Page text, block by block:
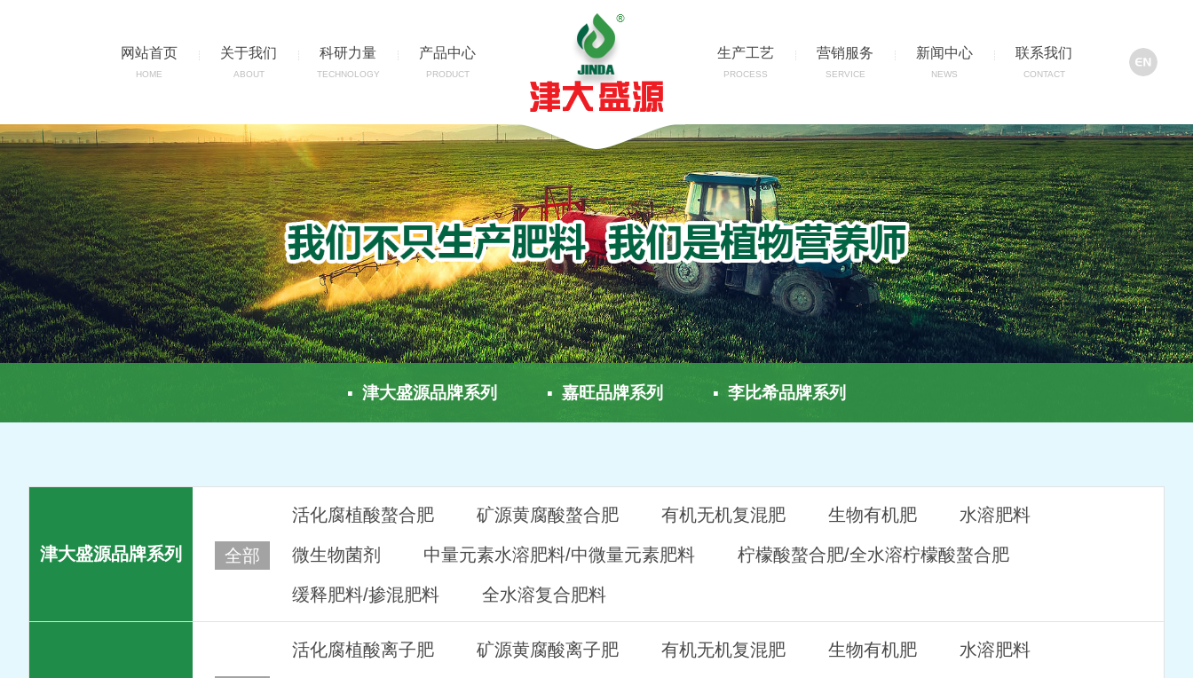
网站首页
HOME
关于我们
ABOUT
科研力量
TECHNOLOGY
产品中心
PRODUCT
生产工艺
PROCESS
营销服务
SERVICE
新闻中心
NEWS
联系我们
CONTACT
▪ 津大盛源品牌系列 ▪ 嘉旺品牌系列 ▪ 李比希品牌系列
津大盛源品牌系列 全部
活化腐植酸螯合肥 矿源黄腐酸螯合肥 有机无机复混肥 生物有机肥 水溶肥料
微生物菌剂 中量元素水溶肥料/中微量元素肥料 柠檬酸螯合肥/全水溶柠檬酸螯合肥
缓释肥料/掺混肥料 全水溶复合肥料
活化腐植酸离子肥 矿源黄腐酸离子肥 有机无机复混肥 生物有机肥 水溶肥料